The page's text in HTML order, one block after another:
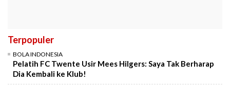
Terpopuler
BOLA INDONESIA
Pelatih FC Twente Usir Mees Hilgers: Saya Tak Berharap
Dia Kembali ke Klub!